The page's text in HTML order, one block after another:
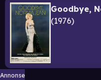
Goodbye,
1976
Annonse